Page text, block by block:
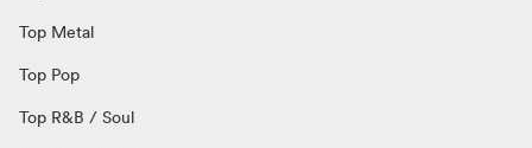
Top Metal
Top Pop
Top R&B / Soul